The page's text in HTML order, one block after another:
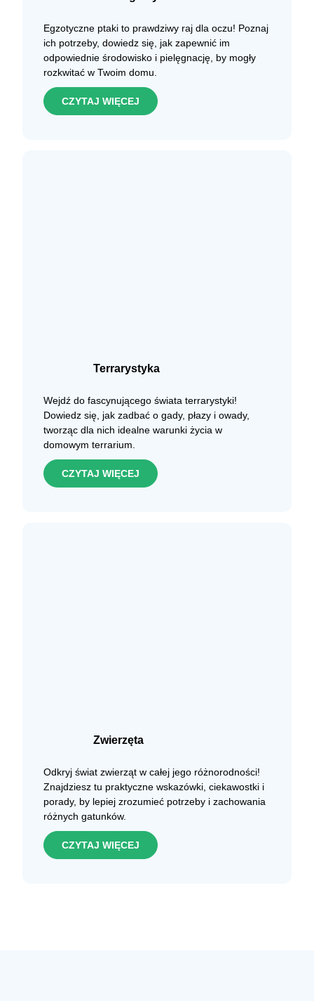
Egzotyczne ptaki to prawdziwy raj dla oczu! Poznaj
ich potrzeby, dowiedz się, jak zapewnić im
odpowiednie środowisko i pielęgnację, by mogły
rozkwitać w Twoim domu.
CZYTAJ WIĘCEJ
Terrarystyka
Wejdź do fascynującego świata terrarystyki!
Dowiedz się, jak zadbać o gady, płazy i owady,
tworząc dla nich idealne warunki życia w
domowym terrarium.
CZYTAJ WIĘCEJ
Zwierzęta
Odkryj świat zwierząt w całej jego różnorodności!
Znajdziesz tu praktyczne wskazówki, ciekawostki i
porady, by lepiej zrozumieć potrzeby i zachowania
różnych gatunków.
CZYTAJ WIĘCEJ